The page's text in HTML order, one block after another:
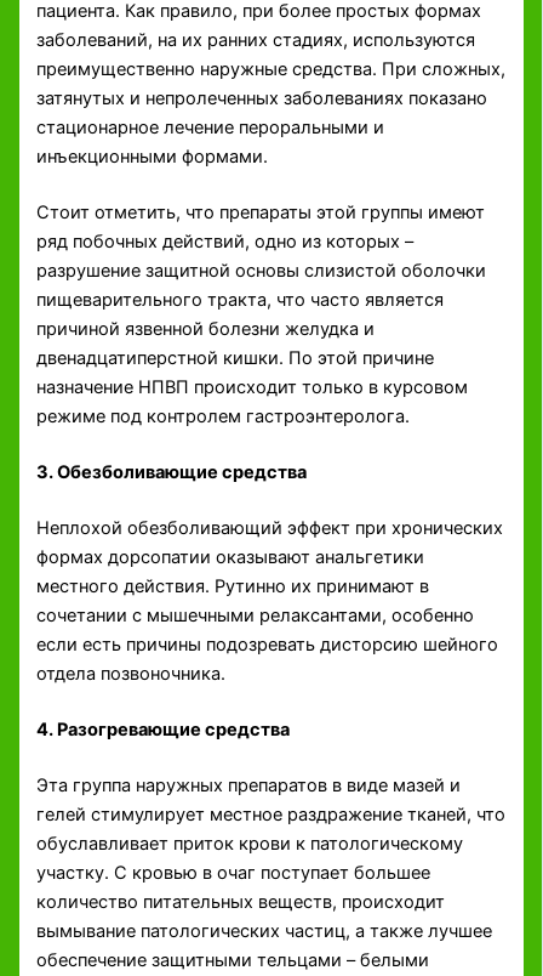
пациента. Как правило, при более простых формах
заболеваний, на их ранних стадиях, используются
преимущественно наружные средства. При сложных,
затянутых и непролеченных заболеваниях показано
стационарное лечение пероральными и
инъекционными формами.
Стоит отметить, что препараты этой группы имеют
ряд побочных действий, одно из которых –
разрушение защитной основы слизистой оболочки
пищеварительного тракта, что часто является
причиной язвенной болезни желудка и
двенадцатиперстной кишки. По этой причине
назначение НПВП происходит только в курсовом
режиме под контролем гастроэнтеролога.
3. Обезболивающие средства
Неплохой обезболивающий эффект при хронических
формах дорсопатии оказывают анальгетики
местного действия. Рутинно их принимают в
сочетании с мышечными релаксантами, особенно
если есть причины подозревать дисторсию шейного
отдела позвоночника.
4. Разогревающие средства
Эта группа наружных препаратов в виде мазей и
гелей стимулирует местное раздражение тканей, что
обуславливает приток крови к патологическому
участку. С кровью в очаг поступает большее
количество питательных веществ, происходит
вымывание патологических частиц, а также лучшее
обеспечение защитными тельцами – белыми